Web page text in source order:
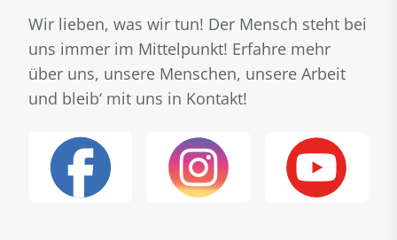
Wir lieben, was wir tun! Der Mensch steht bei
uns immer im Mittelpunkt! Erfahre mehr
über uns, unsere Menschen, unsere Arbeit
und bleib‘ mit uns in Kontakt!